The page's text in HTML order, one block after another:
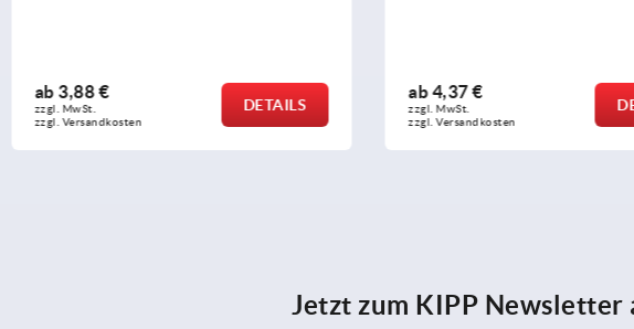
ab
zzgl. Versandkosten
ab
zzgl. Versandkosten
Jetzt zum KIPP Newsletter